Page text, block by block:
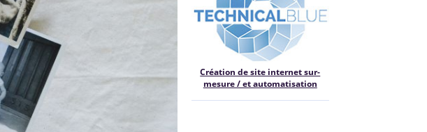
Création de site internet sur-
mesure / et automatisation